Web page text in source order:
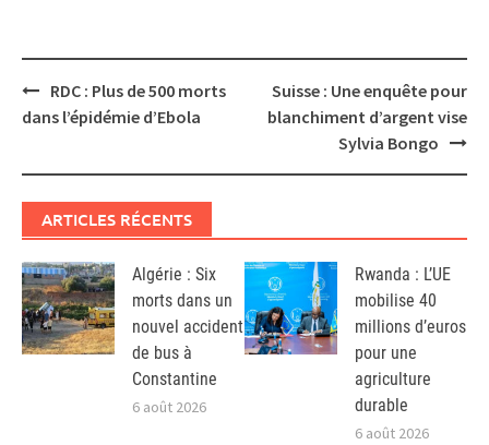
Post
navigation
RDC : Plus de 500 morts
dans l’épidémie d’Ebola
Suisse : Une enquête pour
blanchiment d’argent vise
Sylvia Bongo
ARTICLES RÉCENTS
Algérie : Six
morts dans un
nouvel accident
de bus à
Constantine
6 août 2026
Rwanda : L’UE
mobilise 40
millions d’euros
pour une
agriculture
durable
6 août 2026